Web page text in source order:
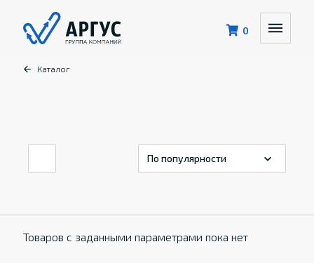
0
Каталог
Товаров с заданными параметрами пока нет